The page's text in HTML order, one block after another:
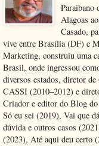
Paraibano
Alagoas
Casado,
vive entre Brasília (DF) e
Marketing, construiu uma
Brasil, onde ingressou
diversos estados, diretor de
CASSI (2010–2012) e
Criador e editor do Blog
Só eu sei (2019), Vai que
dúvida e outros casos
(2023), Até aqui deu certo